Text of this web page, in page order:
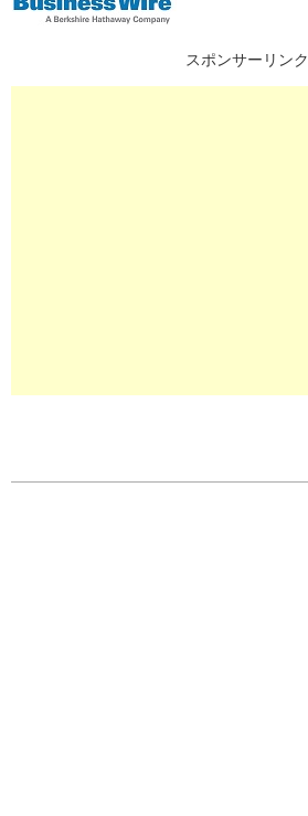
スポンサーリンク